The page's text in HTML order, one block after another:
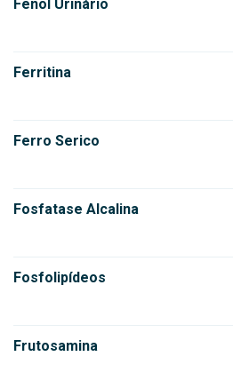
Fenol Urinário
Ferritina
Ferro Serico
Fosfatase Alcalina
Fosfolipídeos
Frutosamina